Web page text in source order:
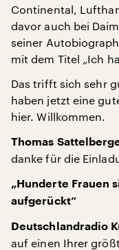
Continental,
davor auch bei
seiner
mit dem Titel „Ich
Das trifft sich sehr
haben jetzt eine
hier. Willkommen.
Thomas
danke für die
„Hunderte Frauen
aufgerückt“
Deutschlandradio
auf einen Ihrer